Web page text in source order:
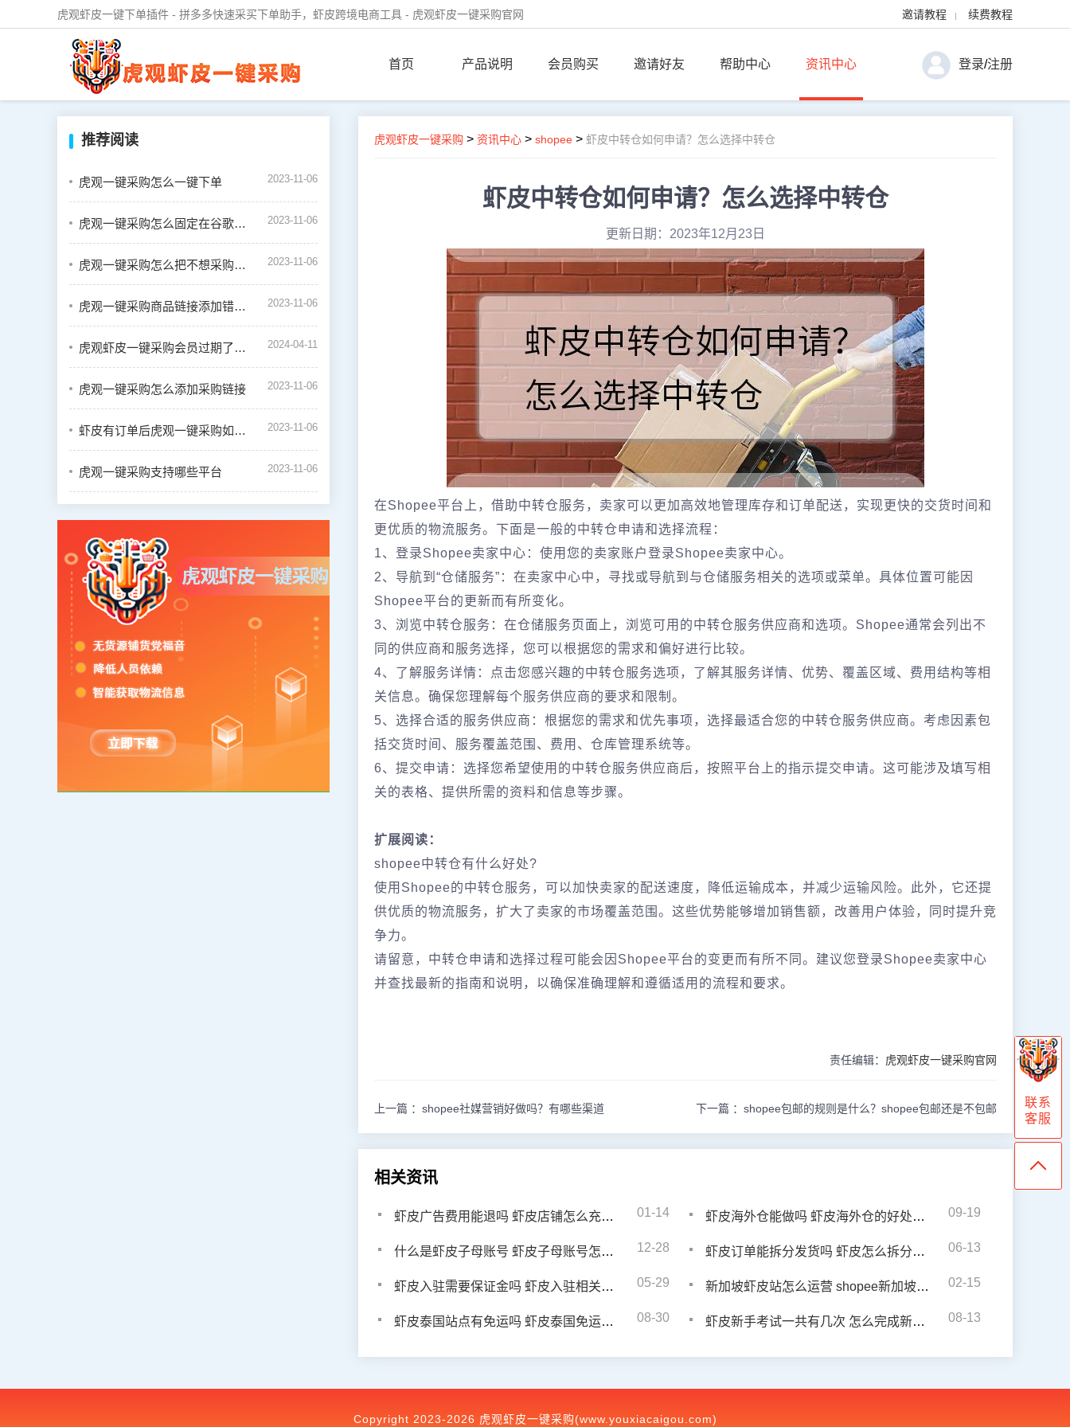
虎观虾皮一键下单插件 - 拼多多快速采买下单助手，虾皮跨境电商工具 - 虎观虾皮一键采购官网 邀请教程 | 续费教程
首页 产品说明 会员购买 邀请好友 帮助中心 资讯中心 登录/注册
推荐阅读
虎观一键采购怎么一键下单 2023-11-06
虎观一键采购怎么固定在谷歌浏览器的插件栏中 2023-11-06
虎观一键采购怎么把不想采购的商品设置禁用 2023-11-06
虎观一键采购商品链接添加错误怎么办 2023-11-06
虎观虾皮一键采购会员过期了怎么续费 2024-04-11
虎观一键采购怎么添加采购链接 2023-11-06
虾皮有订单后虎观一键采购如何下单 2023-11-06
虎观一键采购支持哪些平台 2023-11-06
虎观虾皮一键采购 > 资讯中心 > shopee > 虾皮中转仓如何申请？怎么选择中转仓
虾皮中转仓如何申请？怎么选择中转仓
更新日期：2023年12月23日
在Shopee平台上，借助中转仓服务，卖家可以更加高效地管理库存和订单配送，实现更快的交货时间和
更优质的物流服务。下面是一般的中转仓申请和选择流程：
1、登录Shopee卖家中心：使用您的卖家账户登录Shopee卖家中心。
2、导航到“仓储服务”：在卖家中心中，寻找或导航到与仓储服务相关的选项或菜单。具体位置可能因
Shopee平台的更新而有所变化。
3、浏览中转仓服务：在仓储服务页面上，浏览可用的中转仓服务供应商和选项。Shopee通常会列出不
同的供应商和服务选择，您可以根据您的需求和偏好进行比较。
4、了解服务详情：点击您感兴趣的中转仓服务选项，了解其服务详情、优势、覆盖区域、费用结构等相
关信息。确保您理解每个服务供应商的要求和限制。
5、选择合适的服务供应商：根据您的需求和优先事项，选择最适合您的中转仓服务供应商。考虑因素包
括交货时间、服务覆盖范围、费用、仓库管理系统等。
6、提交申请：选择您希望使用的中转仓服务供应商后，按照平台上的指示提交申请。这可能涉及填写相
关的表格、提供所需的资料和信息等步骤。
扩展阅读：
shopee中转仓有什么好处?
使用Shopee的中转仓服务，可以加快卖家的配送速度，降低运输成本，并减少运输风险。此外，它还提
供优质的物流服务，扩大了卖家的市场覆盖范围。这些优势能够增加销售额，改善用户体验，同时提升竞
争力。
请留意，中转仓申请和选择过程可能会因Shopee平台的变更而有所不同。建议您登录Shopee卖家中心
并查找最新的指南和说明，以确保准确理解和遵循适用的流程和要求。
责任编辑： 虎观虾皮一键采购官网
上一篇 ： shopee社媒营销好做吗？有哪些渠道 下一篇 ： shopee包邮的规则是什么？shopee包邮还是不包邮
相关资讯
虾皮广告费用能退吗 虾皮店铺怎么充广告费用 01-14 虾皮海外仓能做吗 虾皮海外仓的好处是什么 09-19
什么是虾皮子母账号 虾皮子母账号怎样申请 12-28 虾皮订单能拆分发货吗 虾皮怎么拆分订单发货 06-13
虾皮入驻需要保证金吗 虾皮入驻相关问题及答案 05-29 新加坡虾皮站怎么运营 shopee新加坡运营技巧 02-15
虾皮泰国站点有免运吗 虾皮泰国免运怎么报名 08-30 虾皮新手考试一共有几次 怎么完成新手考试虾皮 08-13
Copyright 2023-2026 虎观虾皮一键采购(www.youxiacaigou.com)
联系
客服